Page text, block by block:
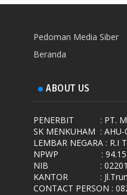
Pedoman Media Siber
Beranda
ABOUT US
PENERBIT
: PT.
SK MENKUHAM :
LEMBAR NEGARA : R.I
NPWP
:
NIB
:
KANTOR
:
CONTACT PERSON :